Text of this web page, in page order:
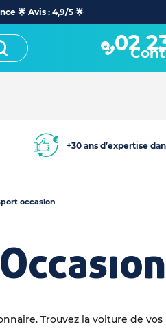
🌟 Avis : 4,9/5 🌟
02
+30 ans d’expertise
occasion
Trouvez la voiture de